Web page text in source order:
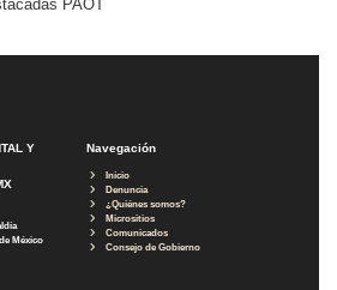
PAOT
Y
México
Navegación
Inicio
Denuncia
¿Quiénes somos?
Micrositios
Comunicados
Consejo de Gobierno